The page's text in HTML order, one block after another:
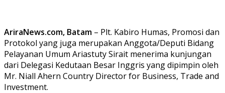
AriraNews.com, Batam – Plt. Kabiro Humas, Promosi dan
Protokol yang juga merupakan Anggota/Deputi Bidang
Pelayanan Umum Ariastuty Sirait menerima kunjungan
dari Delegasi Kedutaan Besar Inggris yang dipimpin oleh
Mr. Niall Ahern Country Director for Business, Trade and
Investment.